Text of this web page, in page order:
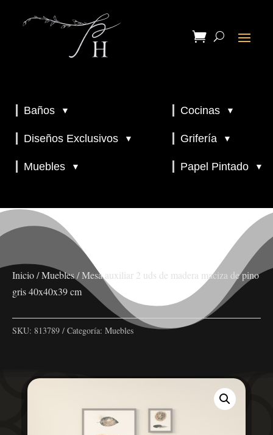
Baños ▼ Cocinas ▼
Diseños Exclusivos ▼ Grifería ▼
Muebles ▼ Papel Pintado ▼
Inicio/Muebles/ Mesa auxiliar 2 uds de madera maciza de pino
gris 40x40x39 cm
SKU: 813789 Categoría: Muebles